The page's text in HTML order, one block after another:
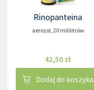
Rinopanteina
aerozol, 20 mililitrów
42,50 zł
Dodaj do koszyka